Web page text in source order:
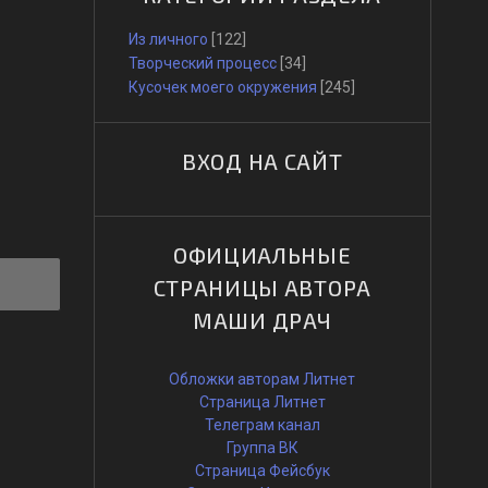
Из личного [122]
Творческий процесс [34]
Кусочек моего окружения [245]
ВХОД НА САЙТ
ОФИЦИАЛЬНЫЕ
СТРАНИЦЫ АВТОРА
МАШИ ДРАЧ
Обложки авторам Литнет
Страница Литнет
Телеграм канал
Группа ВК
Страница Фейсбук